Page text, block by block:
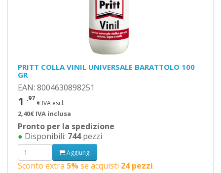
PRITT COLLA VINIL UNIVERSALE BARATTOLO 100
GR
EAN: 8004630898251
1 ,97
€ IVA escl.
2,40€ IVA inclusa
Pronto per la spedizione
● Disponibili: 744pezzi
Aggiungi
Sconto extra 5%se acquisti 24 pezzi.